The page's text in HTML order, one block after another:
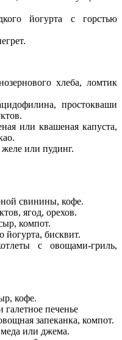
йогурта с горстью
хлеба, ломтик
простокваши
или квашеная капуста,
или пудинг.
свинины, кофе.
ягод, орехов.
компот.
йогурта, бисквит.
с овощами-гриль,
кофе.
галетное печенье
запеканка, компот.
или джема.